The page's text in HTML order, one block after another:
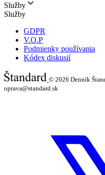
Služby
Služby
GDPR
V.O.P
Podmienky používania
Kódex diskusií
© 2026 Denník
oprava@standard.sk